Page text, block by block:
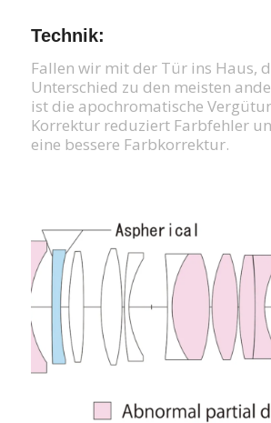
Technik:
Fallen wir mit der Tür ins Haus,
Unterschied zu den meisten
ist die apochromatische
Korrektur reduziert Farbfehler
eine bessere Farbkorrektur.